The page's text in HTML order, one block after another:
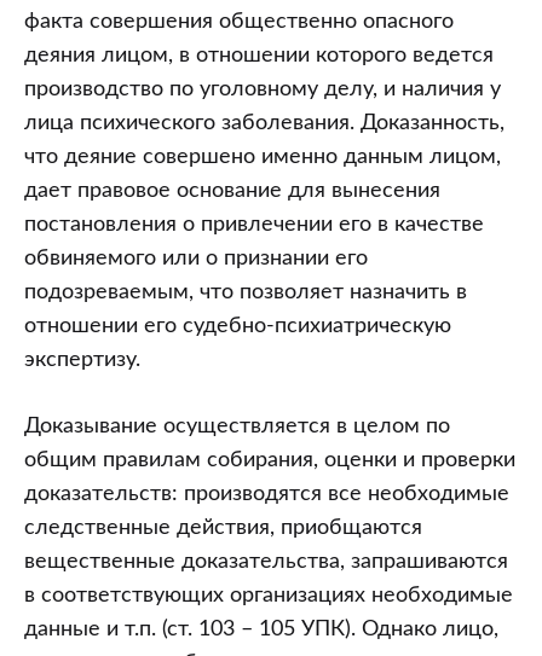
факта совершения общественно опасного
деяния лицом, в отношении которого ведется
производство по уголовному делу, и наличия у
лица психического заболевания. Доказанность,
что деяние совершено именно данным лицом,
дает правовое основание для вынесения
постановления о привлечении его в качестве
обвиняемого или о признании его
подозреваемым, что позволяет назначить в
отношении его судебно-психиатрическую
экспертизу.
Доказывание осуществляется в целом по
общим правилам собирания, оценки и проверки
доказательств: производятся все необходимые
следственные действия, приобщаются
вещественные доказательства, запрашиваются
в соответствующих организациях необходимые
данные и т.п. (ст. 103 – 105 УПК). Однако лицо,